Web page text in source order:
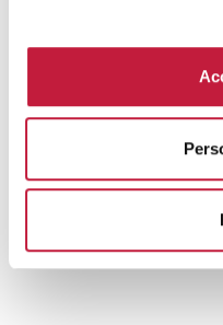
Tecniche di
Domande e
Prodotti